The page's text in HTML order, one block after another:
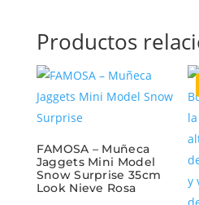
Productos
FAMOSA – Muñeca
Jaggets Mini Model
Snow Surprise 35cm
Look Nieve Rosa